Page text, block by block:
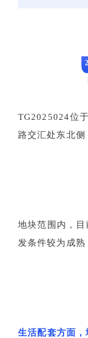
2
TG2025024位
路交汇处东北侧
地块范围内，
发条件较为成熟
生活配套方面